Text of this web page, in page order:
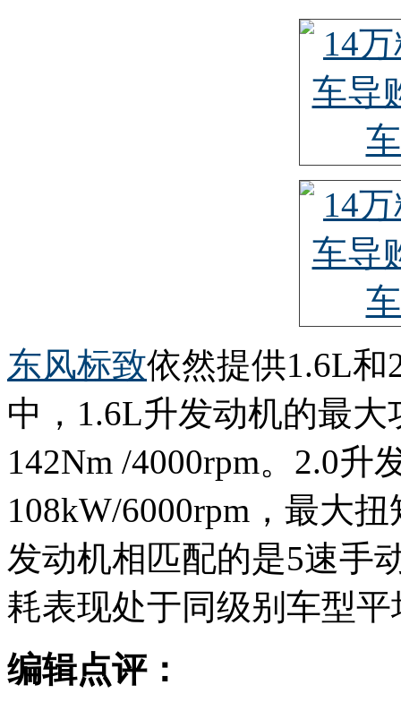
东风标致依然提供1.6L和
中，1.6L升发动机的最
142Nm /4000rpm。2.0升
108kW/6000rpm，最大
发动机相匹配的是5速手
耗表现处于同级别车型
编辑点评：